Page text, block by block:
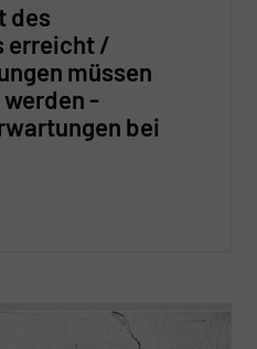
des
erreicht /
müssen
-
bei